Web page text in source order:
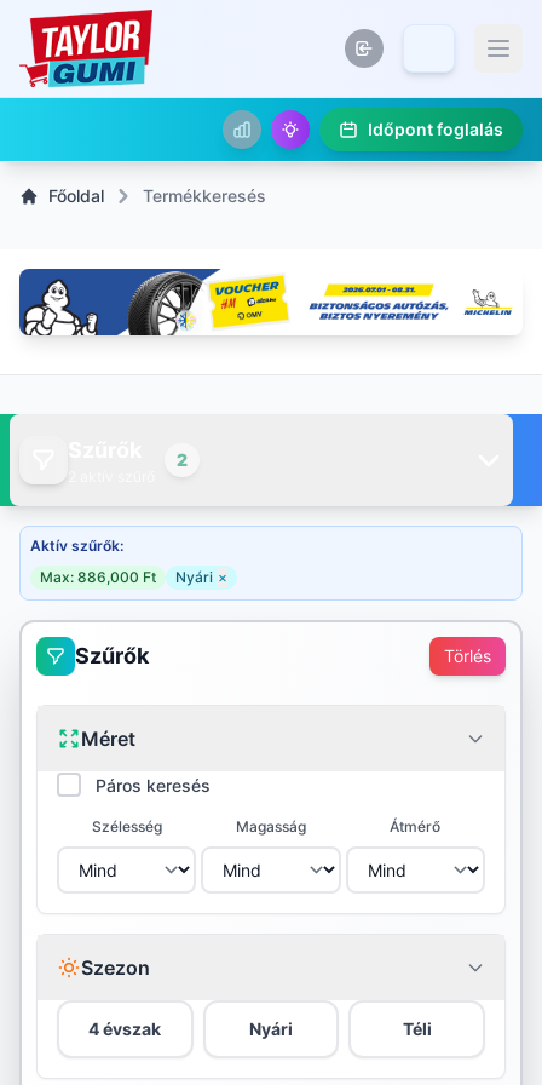
Időpont foglalás
Főoldal Termékkeresés
2
Aktív szűrők:
Max: 886,000 Ft
Nyári ×
Szűrők Törlés
Méret
Páros keresés
Szélesség Magasság Átmérő
Szezon
4 évszak Nyári Téli